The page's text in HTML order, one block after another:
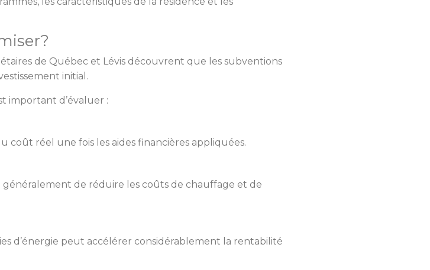
de Québec et Lévis découvrent que les subventions
initial.
important d’évaluer :
coût réel une fois les aides financières appliquées.
de réduire les coûts de chauffage et de
d’énergie peut accélérer considérablement la rentabilité